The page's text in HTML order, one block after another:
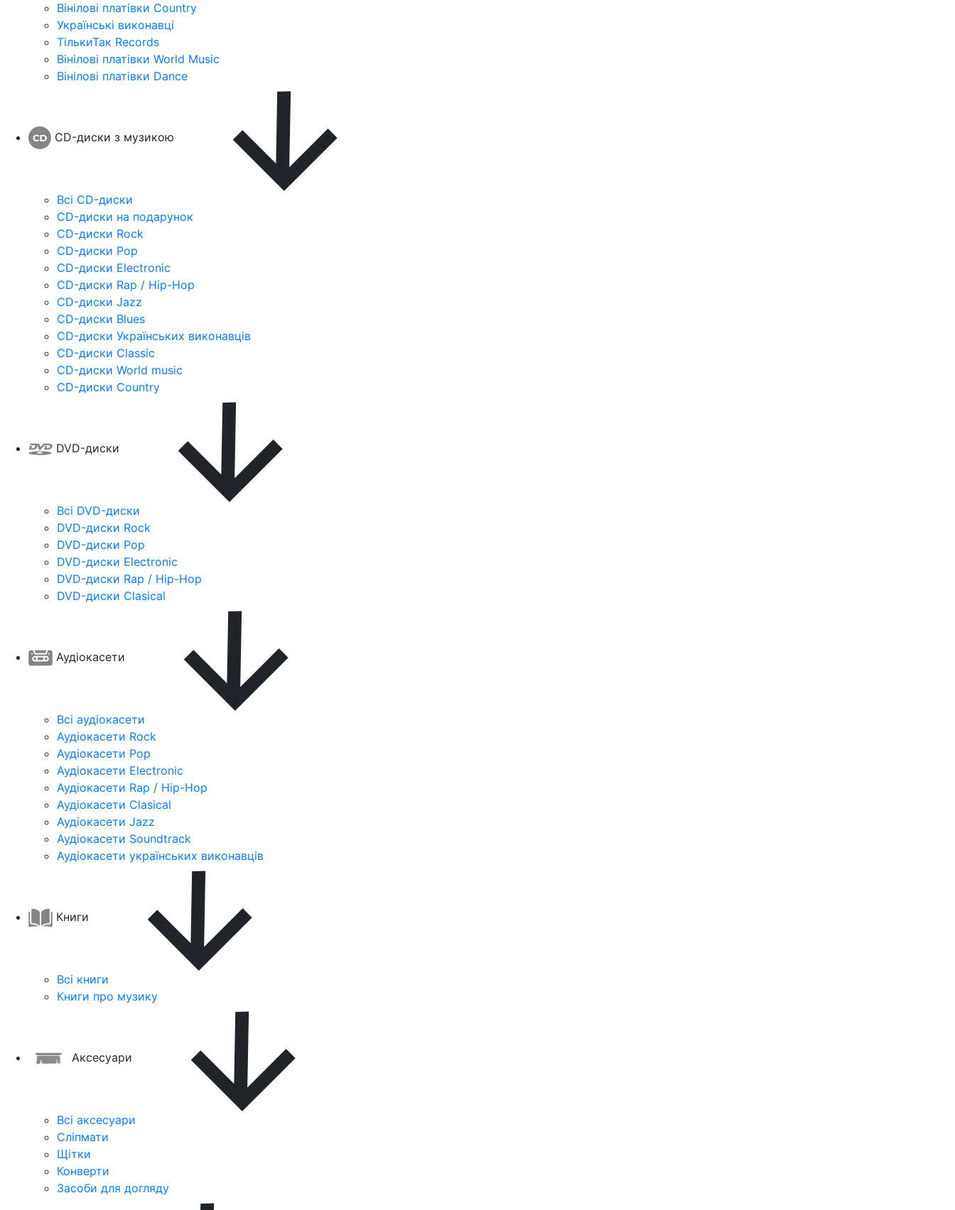
Вінілові платівки Country
Українські виконавці
ТількиТак Records
Вінілові платівки World Music
Вінілові платівки Dance
CD-диски з музикою
Всі CD-диски
CD-диски на подарунок
CD-диски Rock
CD-диски Pop
CD-диски Electronic
CD-диски Rap / Hip-Hop
CD-диски Jazz
CD-диски Blues
CD-диски Українських виконавців
CD-диски Classic
CD-диски World music
CD-диски Country
DVD-диски
Всі DVD-диски
DVD-диски Rock
DVD-диски Pop
DVD-диски Electronic
DVD-диски Rap / Hip-Hop
DVD-диски Clasical
Аудіокасети
Всі аудіокасети
Аудіокасети Rock
Аудіокасети Pop
Аудіокасети Electronic
Аудіокасети Rap / Hip-Hop
Аудіокасети Clasical
Аудіокасети Jazz
Аудіокасети Soundtrack
Аудіокасети українських виконавців
Книги
Всі книги
Книги про музику
Аксесуари
Всі аксесуари
Сліпмати
Щітки
Конверти
Засоби для догляду